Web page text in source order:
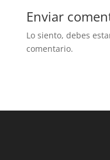
Enviar
Lo siento, debes
comentario.